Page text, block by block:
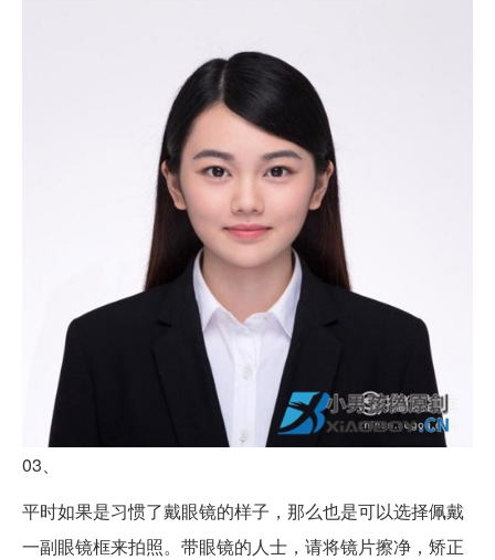
03、
平时如果是习惯了戴眼镜的样子，那么也是可以选择佩戴
一副眼镜框来拍照。带眼镜的人士，请将镜片擦净，矫正